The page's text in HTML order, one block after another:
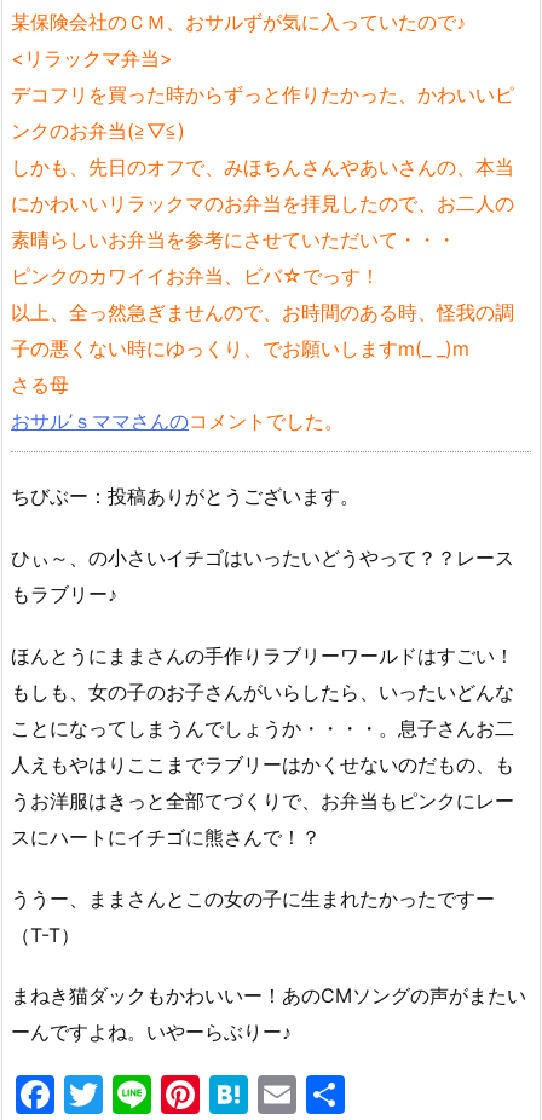
某保険会社のＣＭ、おサルずが気に入っていたので♪
<リラックマ弁当>
デコフリを買った時からずっと作りたかった、かわいいピ
ンクのお弁当(≧▽≦)
しかも、先日のオフで、みほちんさんやあいさんの、本当
にかわいいリラックマのお弁当を拝見したので、お二人の
素晴らしいお弁当を参考にさせていただいて・・・
ピンクのカワイイお弁当、ビバ☆でっす！
以上、全っ然急ぎませんので、お時間のある時、怪我の調
子の悪くない時にゆっくり、でお願いしますm(_ _)m
さる母
おサル’ｓママさんのコメントでした。
ちびぶー：投稿ありがとうございます。
ひぃ～、の小さいイチゴはいったいどうやって？？レース
もラブリー♪
ほんとうにままさんの手作りラブリーワールドはすごい！
もしも、女の子のお子さんがいらしたら、いったいどんな
ことになってしまうんでしょうか・・・・。息子さんお二
人えもやはりここまでラブリーはかくせないのだもの、も
うお洋服はきっと全部てづくりで、お弁当もピンクにレー
スにハートにイチゴに熊さんで！？
ううー、ままさんとこの女の子に生まれたかったですー
（T-T）
まねき猫ダックもかわいいー！あのCMソングの声がまたい
ーんですよね。いやーらぶりー♪
F
T
Li Pi H
E